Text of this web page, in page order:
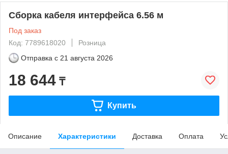
Сборка кабеля интерфейса 6.56 м
Под заказ
Код: 7789618020
Розница
Отправка с 21 августа 2026
18 644 ₸
Купить
Описание Характеристики Доставка Оплата